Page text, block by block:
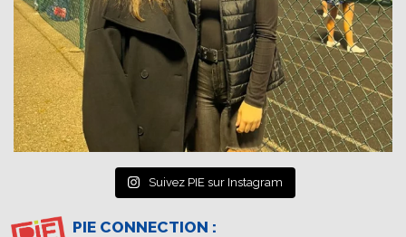
Suivez PIE sur Instagram
PIE CONNECTION :